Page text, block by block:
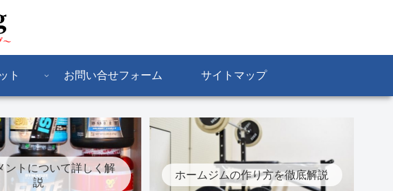
ト お問い合せフォーム サイトマップ
ントについて詳しく解
説
ホームジムの作り方を徹底解説